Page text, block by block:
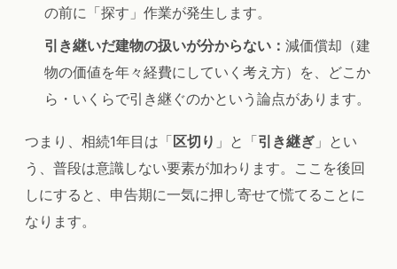
の前に「探す」作業が発生します。
引き継いだ建物の扱いが分からない： 減価償却（建
物の価値を年々経費にしていく考え方）を、どこか
ら・いくらで引き継ぐのかという論点があります。
つまり、相続1年目は「区切り 」と「引き継ぎ 」とい
う、普段は意識しない要素が加わります。ここを後回
しにすると、申告期に一気に押し寄せて慌てることに
なります。